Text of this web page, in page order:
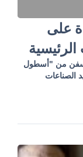
على
تشمل 19 كياناً بينها 6 بنوك روسية و6 سفن من "أسطول
الصناعات